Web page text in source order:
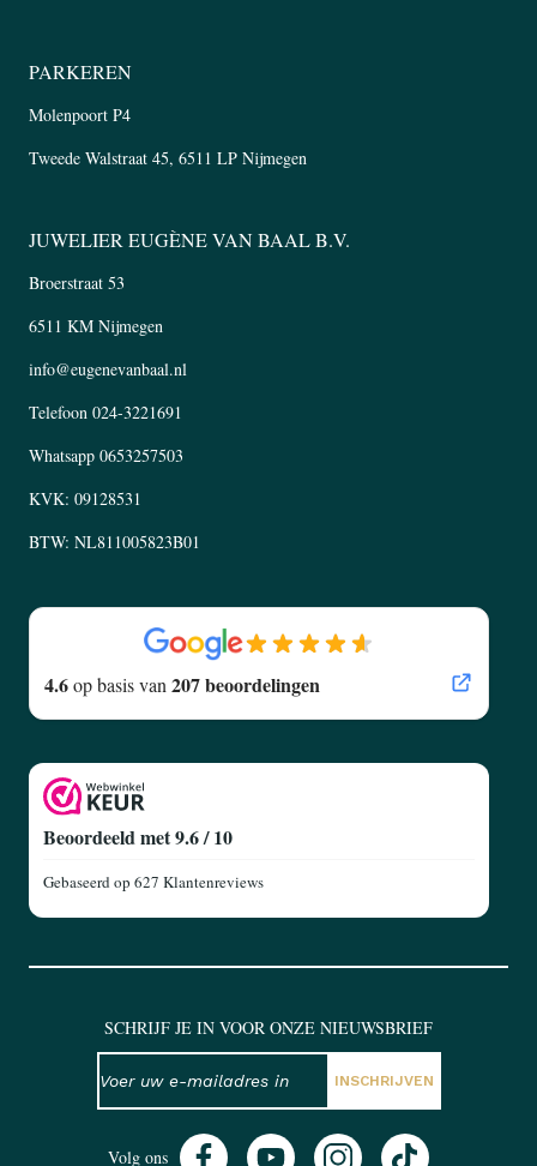
PARKEREN
Molenpoort P4
Tweede Walstraat 45, 6511 LP Nijmegen
JUWELIER EUGÈNE VAN BAAL B.V.
Broerstraat 53
6511 KM Nijmegen
info@eugenevanbaal.nl
Telefoon 024-3221691
Whatsapp 0653257503
KVK: 09128531
BTW: NL811005823B01
4.6op basis van 207 beoordelingen
Beoordeeld met 9.6 / 10
Gebaseerd op 627 Klantenreviews
SCHRIJF JE IN VOOR ONZE NIEUWSBRIEF
INSCHRIJVEN
Volg ons